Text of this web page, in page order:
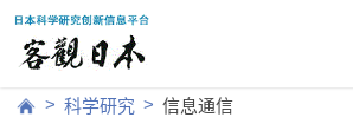
> 科学研究 > 信息通信